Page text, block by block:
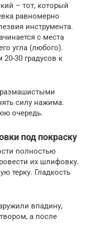
– тот, который
равномерно
инструмента.
с места
угла (любого).
20-30 градусов к
силу нажима.
очередь.
под покраску
полностью
их шлифовку.
терку. Гладкость
впадину,
а после